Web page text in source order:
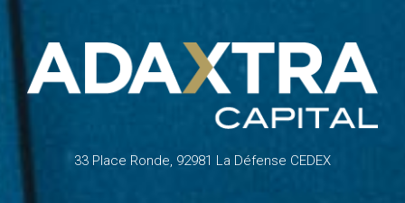
33 Place Ronde, 92981 La Défense CEDEX